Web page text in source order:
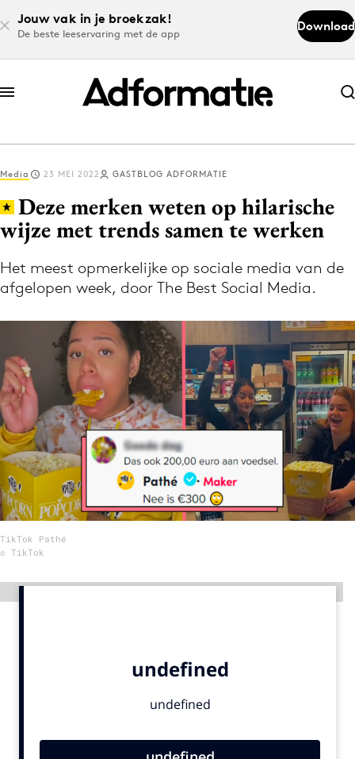
Jouw vak in je broekzak!
De beste leeservaring met de app
Download
Abonneer nu
Abonneer nu
Log in
Volg het laatste nieuws via de Adformatie
Nieuws app
Menu
Home
9 sept: GenAI-training
12 nov: MarketingLive!
Adverteren
Events
Media 23 MEI 2022 GASTBLOG ADFORMATIE
Deze merken weten op hilarische
wijze met trends samen te werken
Het meest opmerkelijke op sociale media van de
afgelopen week, door The Best Social Media.
TikTok Pathé
© TikTok